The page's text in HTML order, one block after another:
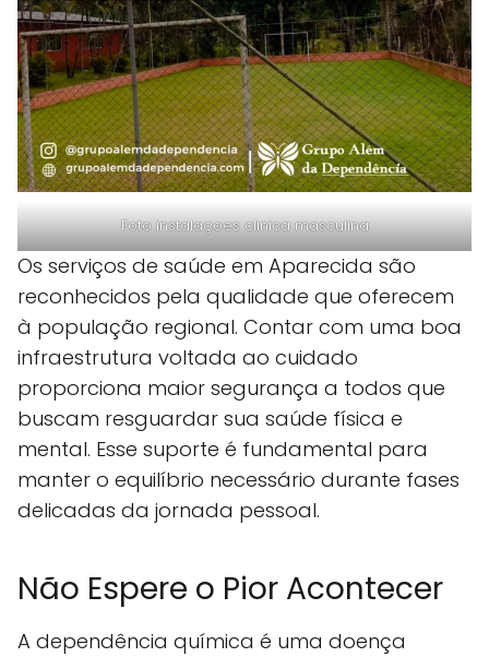
Foto instalaçoes clinica masculina
Os serviços de saúde em Aparecida são
reconhecidos pela qualidade que oferecem
à população regional. Contar com uma boa
infraestrutura voltada ao cuidado
proporciona maior segurança a todos que
buscam resguardar sua saúde física e
mental. Esse suporte é fundamental para
manter o equilíbrio necessário durante fases
delicadas da jornada pessoal.
Não Espere o Pior Acontecer
A dependência química é uma doença